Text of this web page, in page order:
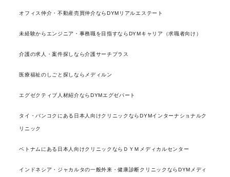
オフィス仲介・不動産売買仲介ならDYMリアルエステート
未経験からエンジニア・事務職を目指すならDYMキャリア（求職者向け）
介護の求人・案件探しなら介護サーチプラス
医療福祉のしごと探しならメディルン
エグゼクティブ人材紹介ならDYMエグゼパート
タイ・バンコクにある日本人向けクリニックならDYMインターナショナルク
リニック
ベトナムにある日本人向けクリニックならＤＹＭメディカルセンター
インドネシア・ジャカルタの一般外来・健康診断クリニックならDYMメディ